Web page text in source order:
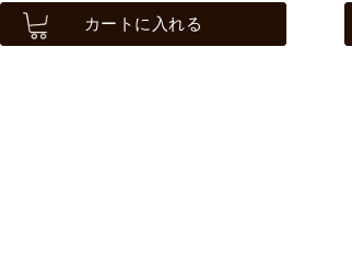
カートに入れる